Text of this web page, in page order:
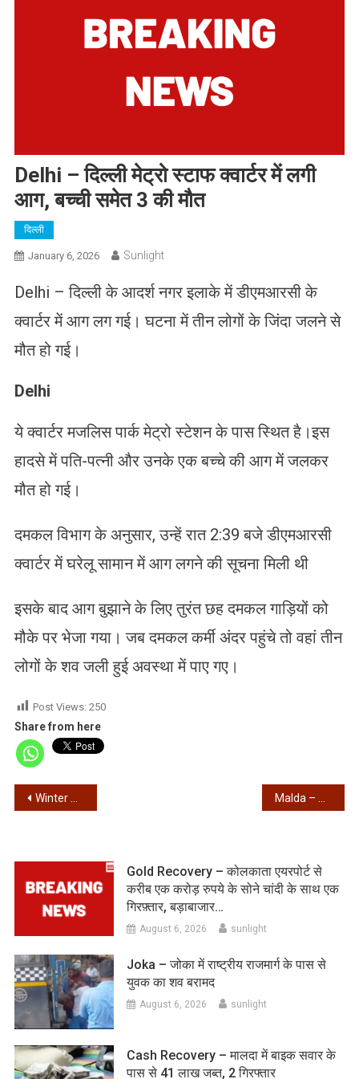
Delhi – दिल्ली मेट्रो स्टाफ क्वार्टर में लगी
आग, बच्ची समेत 3 की मौत
दिल्ली
January 6, 2026 Sunlight
Delhi – दिल्ली के आदर्श नगर इलाके में डीएमआरसी के
क्वार्टर में आग लग गई। घटना में तीन लोगों के जिंदा जलने से
मौत हो गई।
Delhi
ये क्वार्टर मजलिस पार्क मेट्रो स्टेशन के पास स्थित है।इस
हादसे में पति-पत्नी और उनके एक बच्चे की आग में जलकर
मौत हो गई।
दमकल विभाग के अनुसार, उन्हें रात 2:39 बजे डीएमआरसी
क्वार्टर में घरेलू सामान में आग लगने की सूचना मिली थी
इसके बाद आग बुझाने के लिए तुरंत छह दमकल गाड़ियों को
मौके पर भेजा गया। जब दमकल कर्मी अंदर पहुंचे तो वहां तीन
लोगों के शव जली हुई अवस्था में पाए गए।
Post Views: 250
Share from here
Post
Winter Update – कोलकाता का न्यूनतम तापमान पहुँचा 10 डिग्री Malda – क्रिकेट खेलने को लेकर हुए विवाद में कालियाचक में चली गोली
Gold Recovery – कोलकाता एयरपोर्ट से
करीब एक करोड़ रुपये के सोने चांदी के साथ एक
गिरफ़्तार, बड़ाबाजार…
August 6, 2026 sunlight
Joka – जोका में राष्ट्रीय राजमार्ग के पास से
युवक का शव बरामद
August 6, 2026 sunlight
Cash Recovery – मालदा में बाइक सवार के
पास से 41 लाख जब्त, 2 गिरफ्तार